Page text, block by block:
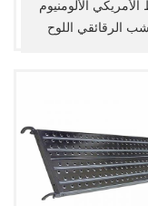
الأمريكي الألومنيوم
الرقائقي اللوح